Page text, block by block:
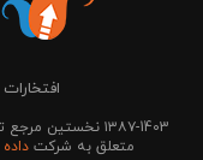
افتخارات
۱۳۸۷-1403
متعلق به شرکت